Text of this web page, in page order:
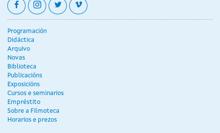
facebookinstagram
twittervimeo
Programación
Didáctica
Arquivo
Novas
Biblioteca
Publicacións
Exposicións
Cursos e seminarios
Empréstito
Sobre a Filmoteca
Horarios e prezos